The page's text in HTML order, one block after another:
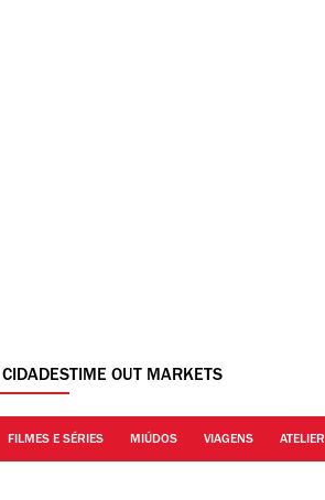
TIME OUT MARKETS
FILMES E SÉRIES MIÚDOS VIAGENS ATELIER